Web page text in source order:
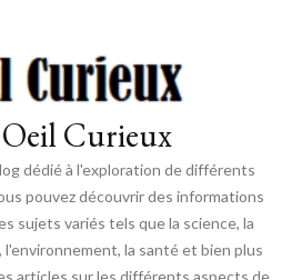
Curieux
dédié à l'exploration de différents
pouvez découvrir des informations
sujets variés tels que la science, la
la santé et bien plus